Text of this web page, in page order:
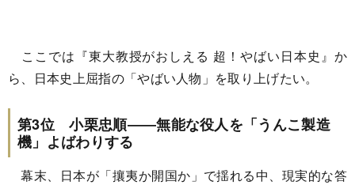
ここでは『東大教授がおしえる 超！やばい日本史』か
ら、日本史上屈指の「やばい人物」を取り上げたい。
第3位 小栗忠順――無能な役人を「うんこ製造
機」よばわりする
幕末、日本が「攘夷か開国か」で揺れる中、現実的な答